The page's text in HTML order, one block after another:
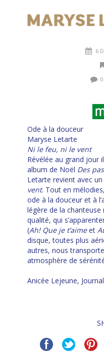
6
Ode à la douceur
Maryse Letarte
Ni le feu, ni le vent
Révélée au grand jour
album de Noël Des
Letarte revient avec
vent. Tout en
ode à la douceur et à
légère de la
qualité, qui
(Ah! Que je t’aimeet
disque, toutes plus
autres, nous
atmosphère de
Anicée Lejeune,